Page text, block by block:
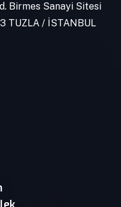
Birmes Sanayi Sitesi
TUZLA / İSTANBUL